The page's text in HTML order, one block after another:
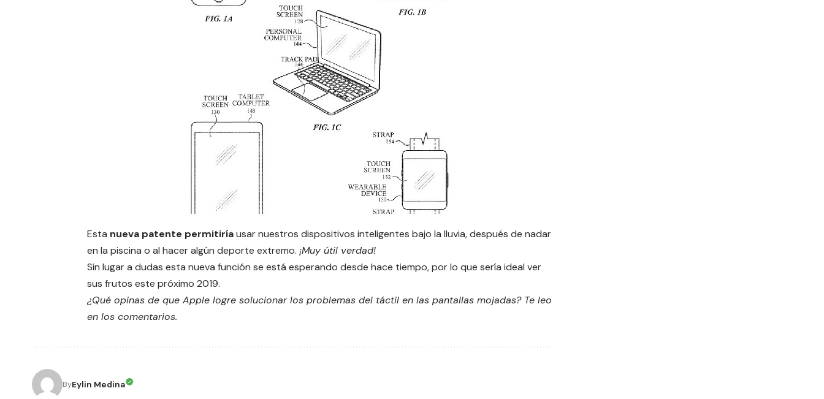
Esta nueva patente permitiríausar nuestros dispositivos inteligentes bajo la lluvia, después de nadar
en la piscina o al hacer algún deporte extremo. ¡Muy útil verdad!
Sin lugar a dudas esta nueva función se está esperando desde hace tiempo, por lo que sería ideal ver
sus frutos este próximo 2019.
¿Qué opinas de que Apple logre solucionar los problemas del táctil en las pantallas mojadas? Te leo
en los comentarios.
ByEylin Medina